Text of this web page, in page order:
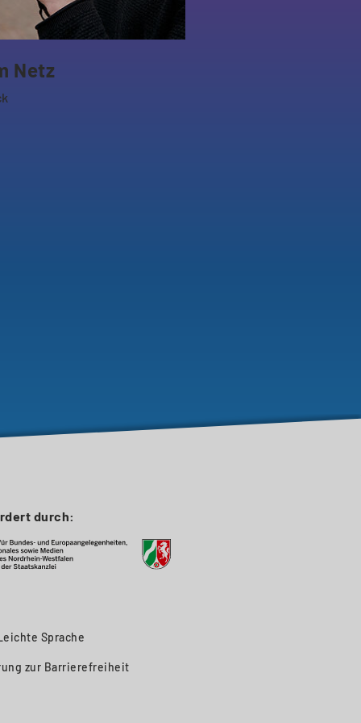
Netz
durch:
Sprache
zur Barrierefreiheit